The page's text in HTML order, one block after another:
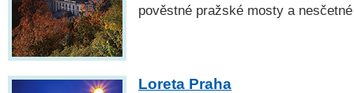
pověstné pražské mosty a
Loreta Praha